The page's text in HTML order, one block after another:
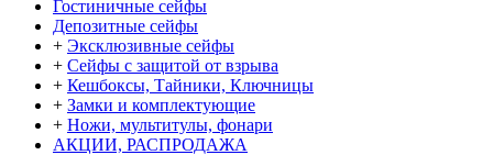
Гостиничные сейфы
Депозитные сейфы
+ Эксклюзивные сейфы
+ Сейфы с защитой от взрыва
+ Кешбоксы, Тайники, Ключницы
+ Замки и комплектующие
+ Ножи, мультитулы, фонари
АКЦИИ, РАСПРОДАЖА